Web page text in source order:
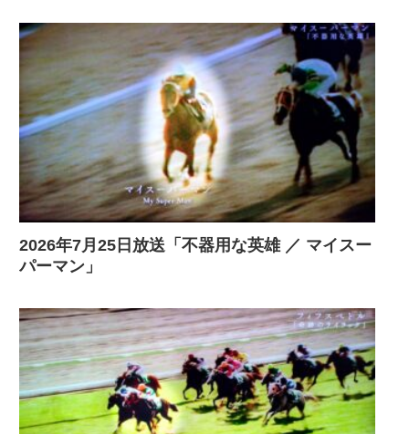
2026年7月25日放送「不器用な英雄 ／ マイスー
パーマン」